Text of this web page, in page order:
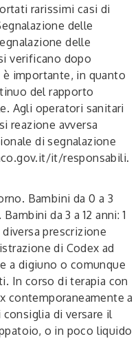
rarissimi casi di
delle
delle
verificano dopo
è importante, in quanto
del rapporto
Agli operatori sanitari
reazione avversa
di segnalazione
it/responsabili.
Bambini da 0 a 3
da 3 a 12 anni: 1
prescrizione
di Codex ad
a digiuno o comunque
In corso di terapia con
contemporaneamente a
di versare il
o in poco liquido